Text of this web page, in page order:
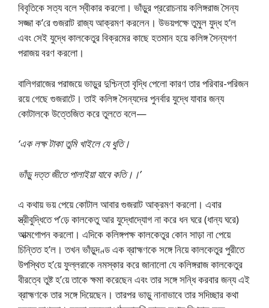
বিবৃতিকে সত্য বলে স্বীকার করলো। ভাঁড়ুর প্ররোচনায় কলিঙ্গরাজ সৈন্য
সজ্জা ক’রে গুজরাট রাজ্য আক্রমণ করলেন। উভয়পক্ষে তুমুল যুদ্ধ হ’ল
এবং সেই যুদ্ধে কালকেতুর বিক্রমের কাছে হতমান হয়ে কলিঙ্গ সৈন্যগণ
পরাজয় বরণ করলো।
বালিগরাজের পরাজয়ে ভাড়ুর দুশ্চিন্তা বৃদ্ধি পেলো কারণ তার পরিবার-পরিজন
রয়ে গেছে গুজরাটে। তাই কলিঙ্গ সৈন্যদের পুনর্বার যুদ্ধে যাবার জন্য
কোটালকে উত্তেজিত করে তুলতে বলে—
‘এক লক্ষ টাকা তুমি খাইলে যে ধুতি।
ভাঁড়ু দত্ত জীতে পালাইয়া যাবে কতি।।’
এ কথায় ভয় পেয়ে কোটাল আবার গুজরাট আক্রমণ করলো। এবার
স্ত্রীবুদ্ধিতে প’ড়ে কালকেতু আর যুদ্ধোদ্যোগ না করে ধন ঘরে (ধান্য ঘরে)
আত্মগোপন করলো। এদিকে কলিঙ্গপক্ষ কালকেতুর কোন সাড়া না পেয়ে
চিন্তিত হ’ল। তখন ভাঁড়ুদণ্ড এক ব্রাহ্মণকে সঙ্গে নিয়ে কালকেতুর পুরীতে
উপস্থিত হ’য়ে ফুল্লরাকে নমস্কার করে জানালো যে কলিঙ্গরাজ কালকেতুর
বীরত্বে তুষ্ট হ’য়ে তাকে ক্ষমা করেছেন এবং তার সঙ্গে সন্ধি করবার জন্য এই
ব্রাহ্মণকে তার সঙ্গে দিয়েছেন। তারপর ভাড়ু নানাভাবে তার সদিচ্ছার কথা